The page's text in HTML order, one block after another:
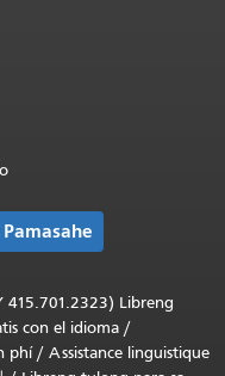
Pamasahe
415.701.2323) Libreng
con el idioma /
phí/ Assistance linguistique